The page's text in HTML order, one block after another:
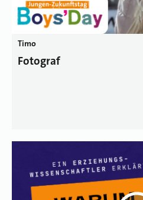
Timo
Fotograf